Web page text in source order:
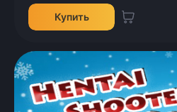
Купить